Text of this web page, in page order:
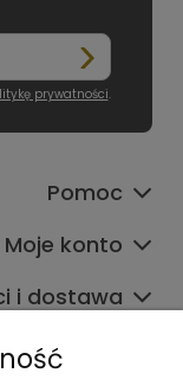
prywatności.
Pomoc
Moje konto
i dostawa
Informacje